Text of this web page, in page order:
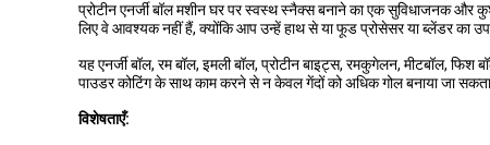
प्रोटीन एनर्जी बॉल मशीन घर पर स्वस्थ स्नैक्स बनाने का एक सुविधाजनक और
लिए वे आवश्यक नहीं हैं, क्योंकि आप उन्हें हाथ से या फूड प्रोसेसर या ब्लेंडर का
यह एनर्जी बॉल, रम बॉल, इमली बॉल, प्रोटीन बाइट्स, रमकुगेलन, मीटबॉल,
पाउडर कोटिंग के साथ काम करने से न केवल गेंदों को अधिक गोल बनाया जा
विशेषताएँ: